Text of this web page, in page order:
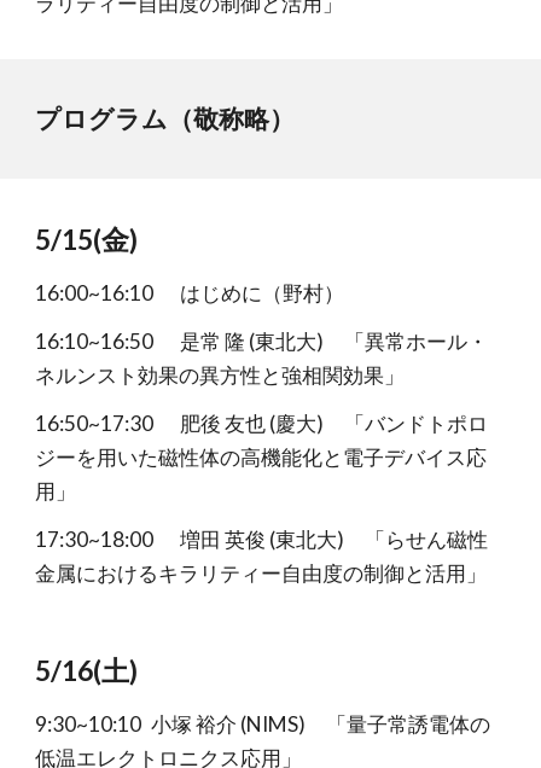
プログラム（敬称略）
5/15(金)
16:00~16:10
はじめに（野村）
16:10~16:50
是常 隆 (東北大) 「異常ホール・
ネルンスト効果の異方性と強相関効果」
16:50~17:30
肥後 友也 (慶大) 「バンドトポロ
ジーを用いた磁性体の高機能化と電子デバイス応
用」
17:30~18:00
増田 英俊 (東北大) 「らせん磁性
金属におけるキラリティー自由度の制御と活用」
5/16(土)
9:30~10:10 小塚 裕介 (NIMS) 「量子常誘電体の
低温エレクトロニクス応用」